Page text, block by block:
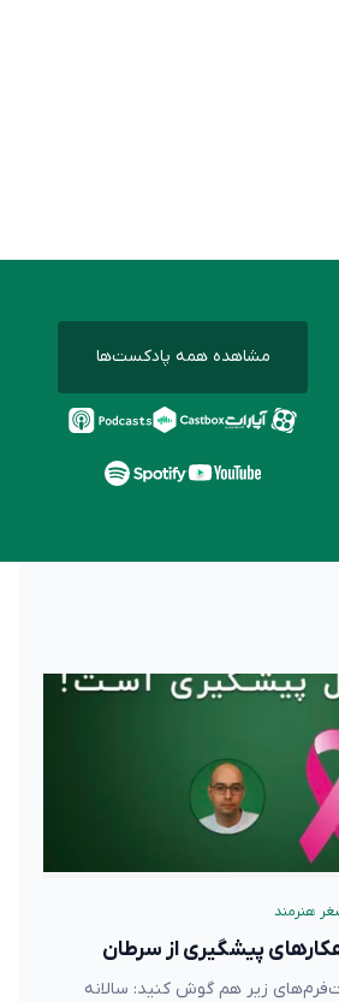
مشاهده همه پادکست‌ها
هنرمند
پیشگیری از سرطان
زیر هم گوش کنید: سالانه